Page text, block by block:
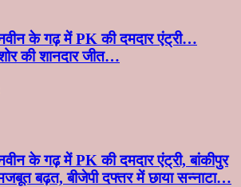
के गढ़ में PK की दमदार एंट्री…
की शानदार जीत…
के गढ़ में PK की दमदार एंट्री, बांकीपुर
बढ़त, बीजेपी दफ्तर में छाया सन्नाटा…